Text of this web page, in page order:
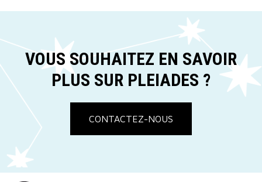
VOUS SOUHAITEZ EN SAVOIR
PLUS SUR PLEIADES ?
CONTACTEZ-NOUS